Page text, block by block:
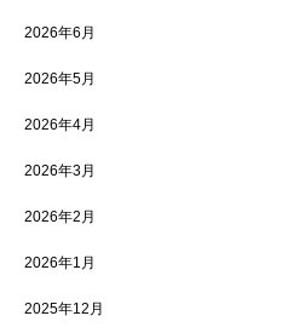
2026年6月
2026年5月
2026年4月
2026年3月
2026年2月
2026年1月
2025年12月